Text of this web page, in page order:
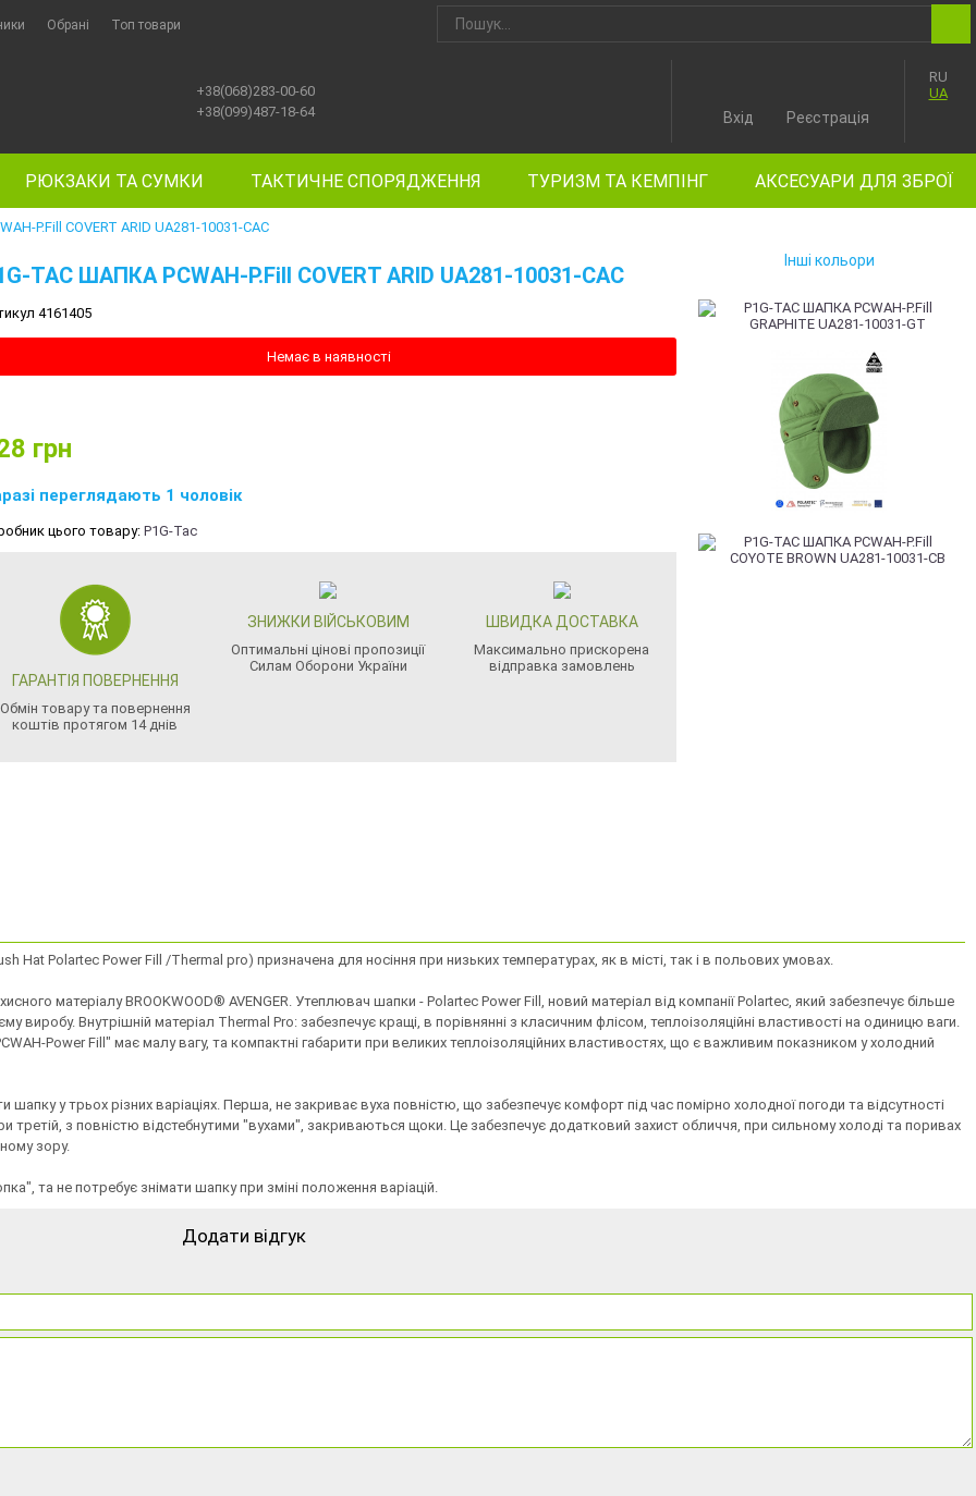
Обрані Топ товари
+38(068)283-00-60
+38(099)487-18-64
RU
UA
Вхід Реєстрація
РЮКЗАКИ ТА СУМКИ ТАКТИЧНЕ СПОРЯДЖЕННЯ ТУРИЗМ ТА КЕМПІНГ АКСЕСУАРИ ДЛЯ ЗБРОЇ
P.Fill COVERT ARID UA281-10031-CAC
TAC ШАПКА PCWAH-P.Fill COVERT ARID UA281-10031-CAC
4161405
Немає в наявності
грн
переглядають 1 чоловік
цього товару: P1G-Tac
ГАРАНТІЯ ПОВЕРНЕННЯ
Обмін товару та повернення
коштів протягом 14 днів
ЗНИЖКИ ВІЙСЬКОВИМ
Оптимальні цінові пропозиції
Силам Оборони України
ШВИДКА ДОСТАВКА
Максимально прискорена
відправка замовлень
Інші кольори
Polartec Power Fill /Thermal pro) призначена для носіння при низьких температурах, як в місті, так і в польових умовах.
матеріалу BROOKWOOD® AVENGER. Утеплювач шапки - Polartec Power Fill, новий матеріал від компанії Polartec, який забезпечує більше
виробу. Внутрішній матеріал Thermal Pro: забезпечує кращі, в порівнянні з класичним флісом, теплоізоляційні властивості на одиницю ваги.
Power Fill" має малу вагу, та компактні габарити при великих теплоізоляційних властивостях, що є важливим показником у холодний
у трьох різних варіаціях. Перша, не закриває вуха повністю, що забезпечує комфорт під час помірно холодної погоди та відсутності
третій, з повністю відстебнутими "вухами", закриваються щоки. Це забезпечує додатковий захист обличчя, при сильному холоді та поривах
зору.
та не потребує знімати шапку при зміні положення варіацій.
Додати відгук